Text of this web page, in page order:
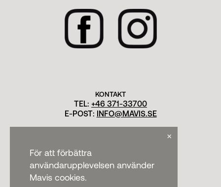
För att förbättra
användarupplevelsen använder
Mavis cookies.
×
KONTAKT
TEL: +46 371-33700
E-POST:
INFO@MAVIS.SE